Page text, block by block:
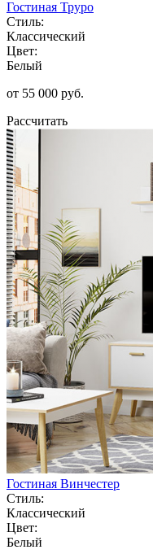
Гостиная Труро
Стиль:
Классический
Цвет:
Белый
от 55 000 руб.
Рассчитать
Гостиная Винчестер
Стиль:
Классический
Цвет:
Белый